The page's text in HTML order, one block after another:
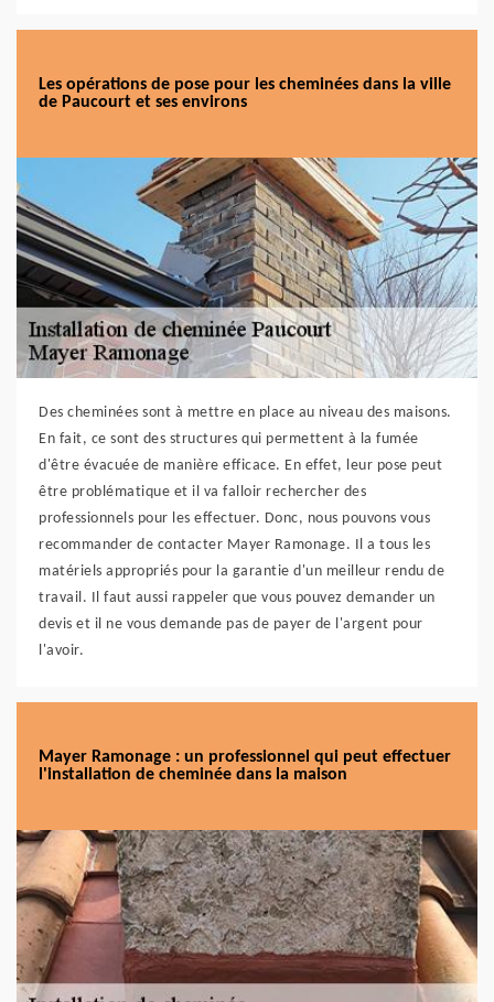
Les opérations de pose pour les cheminées dans la ville
de Paucourt et ses environs
Des cheminées sont à mettre en place au niveau des maisons.
En fait, ce sont des structures qui permettent à la fumée
d'être évacuée de manière efficace. En effet, leur pose peut
être problématique et il va falloir rechercher des
professionnels pour les effectuer. Donc, nous pouvons vous
recommander de contacter Mayer Ramonage. Il a tous les
matériels appropriés pour la garantie d'un meilleur rendu de
travail. Il faut aussi rappeler que vous pouvez demander un
devis et il ne vous demande pas de payer de l'argent pour
l'avoir.
Mayer Ramonage : un professionnel qui peut effectuer
l'installation de cheminée dans la maison